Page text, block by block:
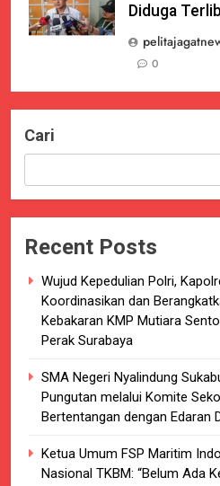
Diduga
0
Cari
Recent Posts
Wujud Kepedulian Polri,
Koordinasikan dan
Kebakaran KMP Mutiara
Perak Surabaya
SMA Negeri Nyalindung
Pungutan melalui Komite
Bertentangan dengan Edaran
Ketua Umum FSP Maritim
Nasional TKBM: “Belum Ada